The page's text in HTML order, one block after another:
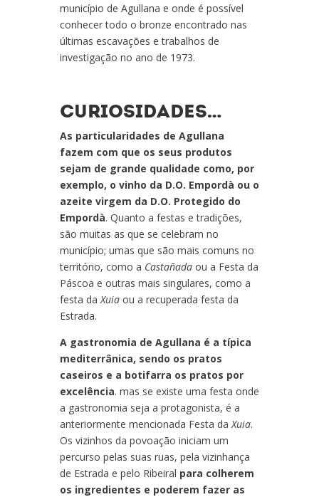
município de Agullana e onde é possível
conhecer todo o bronze encontrado nas
últimas escavações e trabalhos de
investigação no ano de 1973.
CURIOSIDADES…
As particularidades de Agullana
fazem com que os seus produtos
sejam de grande qualidade como, por
exemplo, o vinho da D.O. Empordà ou o
azeite virgem da D.O. Protegido do
Empordà. Quanto a festas e tradições,
são muitas as que se celebram no
município; umas que são mais comuns no
território, como a Castañada ou a Festa da
Páscoa e outras mais singulares, como a
festa da Xuia ou a recuperada festa da
Estrada.
A gastronomia de Agullana é a típica
mediterrânica, sendo os pratos
caseiros e a botifarra os pratos por
excelência. mas se existe uma festa onde
a gastronomia seja a protagonista, é a
anteriormente mencionada Festa da Xuia.
Os vizinhos da povoação iniciam um
percurso pelas suas ruas, pela vizinhança
de Estrada e pelo Ribeiral para colherem
os ingredientes e poderem fazer as